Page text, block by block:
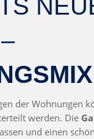
der Wohnungen
werden. Die
und einen